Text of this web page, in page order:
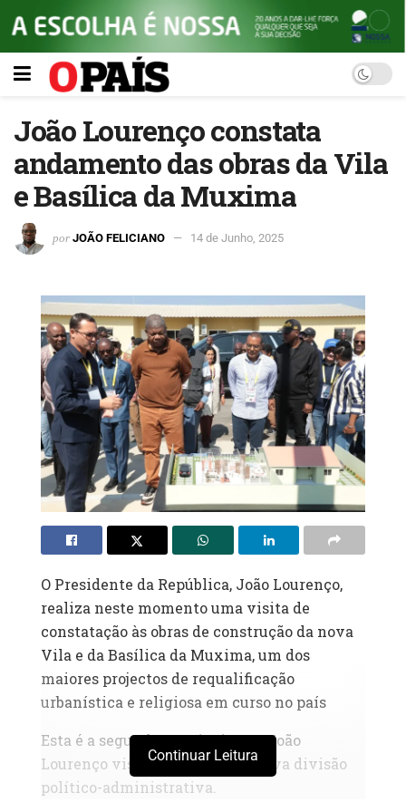
João Lourenço constata
andamento das obras da Vila
e Basílica da Muxima
por JOÃO FELICIANO 14 de Junho, 2025
O Presidente da República, João Lourenço,
realiza neste momento uma visita de
constatação às obras de construção da nova
Vila e da Basílica da Muxima, um dos
maiores projectos de requalificação
urbanística e religiosa em curso no país
Esta é a segunda província que João
Lourenço visita no quadro da nova divisão
político-administrativa.
Continuar Leitura